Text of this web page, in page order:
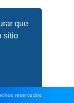
que
sitio
reservados.